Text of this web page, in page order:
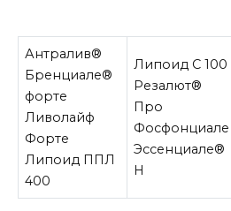
Антралив®
Бренциале®
форте
Ливолайф
Форте
Липоид ППЛ
400
Липоид С 100
Резалют®
Про
Фосфонциале
Эссенциале®
Н